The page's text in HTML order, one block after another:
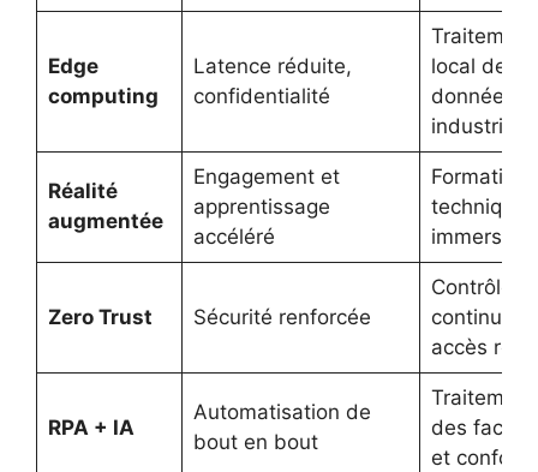
Edge
computing
Latence réduite,
confidentialité
Traitement
local des
données
Réalité
augmentée
Engagement et
apprentissage
accéléré
Formations
techniques
Zero Trust Sécurité renforcée
Contrôle
continu
accès
RPA + IA
Automatisation de
bout en bout
Traitement
des
et